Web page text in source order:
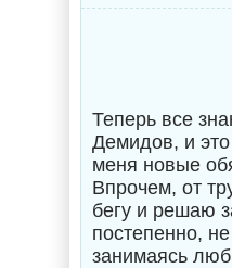
Теперь все
Демидов, и
меня новые
Впрочем, от
бегу и решаю
постепенно,
занимаясь